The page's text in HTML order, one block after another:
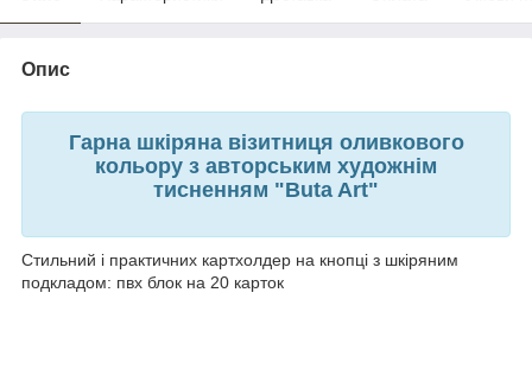
Опис
Гарна шкіряна візитниця оливкового
кольору з авторським художнім
тисненням "Buta Art"
Стильний і практичних картхолдер на кнопці з шкіряним
подкладом: пвх блок на 20 карток